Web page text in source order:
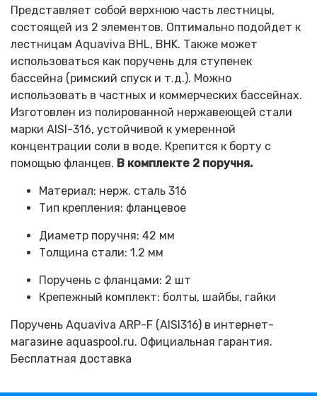
Представляет собой верхнюю часть лестницы,
состоящей из 2 элементов. Оптимально подойдет к
лестницам Aquaviva BHL, BHK. Также может
использоваться как поручень для ступенек
бассейна (римский спуск и т.д.). Можно
использовать в частных и коммерческих бассейнах.
Изготовлен из полированной нержавеющей стали
марки AISI-316, устойчивой к умеренной
концентрации соли в воде. Крепится к борту с
помощью фланцев. В комплекте 2 поручня.
Материал: нерж. сталь 316
Тип крепления: фланцевое
Диаметр поручня: 42 мм
Толщина стали: 1.2 мм
Поручень с фланцами: 2 шт
Крепежный комплект: болты, шайбы, гайки
Поручень Aquaviva ARP-F (AISI316) в интернет-
магазине aquaspool.ru. Официальная гарантия.
Бесплатная доставка